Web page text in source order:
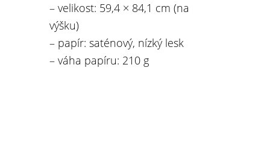
– velikost: 59,4 × 84,1 cm (na
výšku)
– papír: saténový, nízký lesk
– váha papíru: 210 g